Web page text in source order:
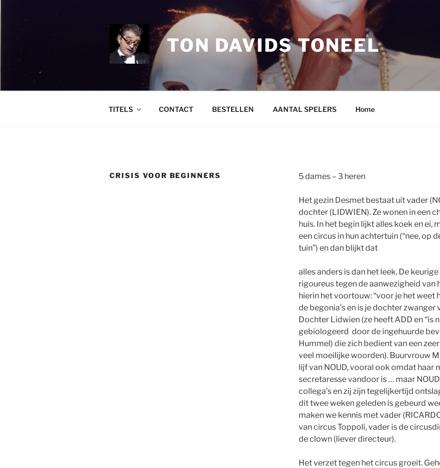
inhoud
TON DAVIDS TONEEL
TITELS CONTACT BESTELLEN AANTAL SPELERS Home
CRISIS VOOR BEGINNERS 5 dames – 3 heren
Het gezin Desmet bestaat uit vader
dochter (LIDWIEN). Ze wonen in een
huis. In het begin lijkt alles koek en ei,
een circus in hun achtertuin (“nee, op
tuin”) en dan blijkt dat
alles anders is dan het leek. De
rigoureus tegen de aanwezigheid van
hierin het voortouw: “voor je het weet
de begonia’s en is je dochter zwanger
Dochter Lidwien (ze heeft ADD en “is
gebiologeerd door de ingehuurde
Hummel) die zich bedient van een
veel moeilijke woorden). Buurvrouw
lijf van NOUD, vooral ook omdat haar
secretaresse vandoor is … maar
collega’s en zij zijn tegelijkertijd
dit twee weken geleden is gebeurd
maken we kennis met vader
van circus Toppoli, vader is de
de clown (liever directeur).
Het verzet tegen het circus groeit.